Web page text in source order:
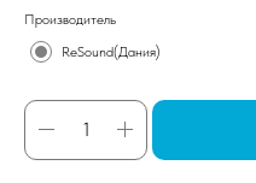
Производитель
ReSound(Дания)